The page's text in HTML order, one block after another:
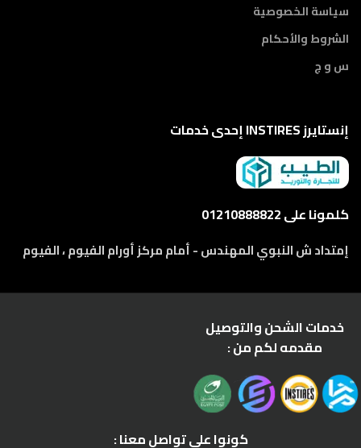
سياسة الخصوصية
الشروط والأحكام
س و ج
إنستايرز INSTIRES إحدى خدمات
كلمونا على 01210888822
إمتداد ش النبوي المهندس - أمام مركز أورام الفيوم ، الفيوم
خدمات الشحن والتوصيل
مقدمه لكم من :
كونوا على تواصل معنا :